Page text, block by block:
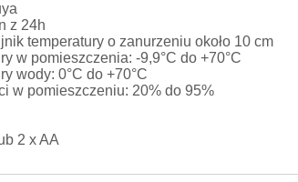
z 24h
temperatury o zanurzeniu około 10 cm
w pomieszczenia: -9,9°C do +70°C
wody: 0°C do +70°C
w pomieszczeniu: 20% do 95%
2 x AA